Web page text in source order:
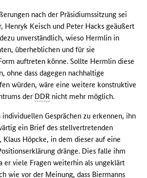
nach der Präsidiumssitzung sei
Henryk Keisch und Peter Hacks geäußert
unverständlich, wieso Hermlin in
überheblichen und für sie
auftreten könne. Sollte Hermlin diese
ohne dass dagegen nachhaltige
würden, wäre eine weitere konstruktive
der DDR nicht mehr möglich.
individuellen Gesprächen zu erkennen, ihn
ein Brief des stellvertretenden
Höpcke, in dem dieser auf eine
dränge. Dies falle ihm
er viele Fragen weiterhin als ungeklärt
wie vor der Meinung, dass Biermanns